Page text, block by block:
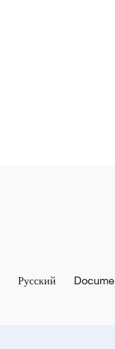
Русский